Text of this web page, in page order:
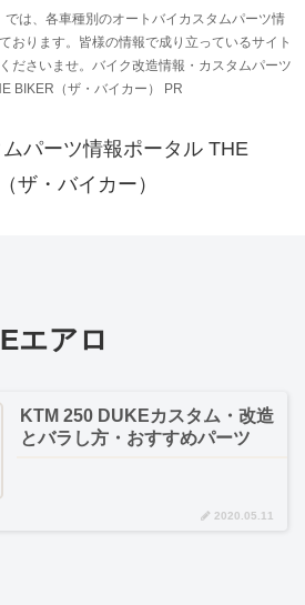
は、各車種別のオートバイカスタムパーツ情
おります。皆様の情報で成り立っているサイト
ださいませ。バイク改造情報・カスタムパーツ
BIKER（ザ・バイカー） PR
パーツ情報ポータル THE
ザ・バイカー）
エアロ
KTM 250 DUKEカスタム・改造
とバラし方・おすすめパーツ
2020.05.11